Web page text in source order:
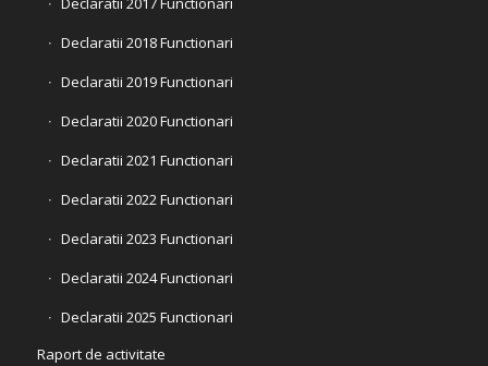
Declaratii 2018 Functionari
Declaratii 2019 Functionari
Declaratii 2020 Functionari
Declaratii 2021 Functionari
Declaratii 2022 Functionari
Declaratii 2023 Functionari
Declaratii 2024 Functionari
Declaratii 2025 Functionari
Raport de activitate